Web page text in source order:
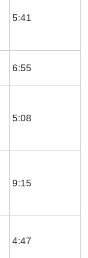
5:41
6:55
5:08
9:15
4:47